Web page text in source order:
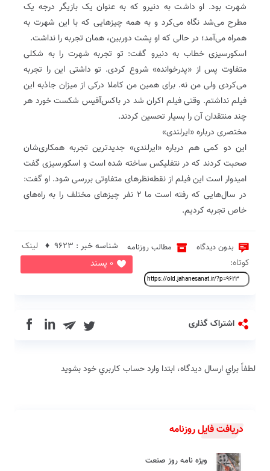
شهرت بود‌. او داشت به دنیرو که به عنوان یک بازیگر درجه یک
مطرح می‌شد نگاه می‌کرد و به همه چیزهایی که با این شهرت به
همراه می‌آمد؛ در حالی که او پشت دوربین، همان تجربه را نداشت‌.
اسکورسیزی خطاب به دنیرو گفت: تو تجربه شهرت را به شکلی
متفاوت پس از «پدرخوانده» شروع کردی‌. تو داشتی این را تجربه
می‌کردی ولی من نه‌. برای همین من کاملا درکی از میزان جاذبه این
فیلم نداشتم‌. وقتی فیلم اکران شد در باکس‌آفیس شکست خورد هر
چند منتقدان آن را بسیار تحسین کردند‌.
مختصری درباره «ایرلندی»
این دو کمی هم درباره «ایرلندی» جدیدترین تجربه همکاری‌شان
صحبت کردند که در نتفلیکس ساخته شده است و اسکورسیزی گفت
امیدوار است این فیلم از نقطه‌نظرهای متفاوتی بررسی شود‌. او گفت:
در سال‌هایی که رفته است ما ۲ نفر چیزهای مختلف را به راه‌های
خاص تجربه کردیم‌.
بدون دیدگاه مطالب روزنامه
0 پسند
شناسه خبر : 9623 ♦
لینک
کوتاه:
اشتراک گذاری in
لطفاً براي ارسال دیدگاه، ابتدا وارد حساب كاربري خود بشويد
دریافت فایل روزنامه
ویژه نامه روز صنعت